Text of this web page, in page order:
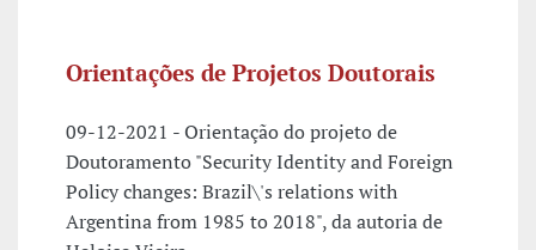
Orientações de Projetos Doutorais
09-12-2021 - Orientação do projeto de
Doutoramento "Security Identity and Foreign
Policy changes: Brazil\'s relations with
Argentina from 1985 to 2018", da autoria de